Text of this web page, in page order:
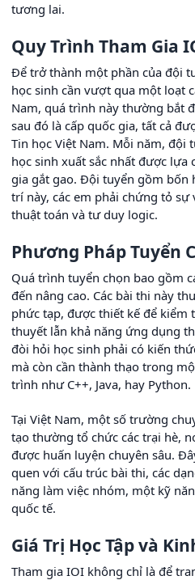
tương lai.
Quy Trình Tham Gia
Để trở thành một phần của đội
học sinh cần vượt qua một loạt
Nam, quá trình này thường bắt
sau đó là cấp quốc gia, tất cả
Tin học Việt Nam. Mỗi năm, đội
học sinh xuất sắc nhất được lựa
gia gắt gao. Đội tuyển gồm bốn
trí này, các em phải chứng tỏ
thuật toán và tư duy logic.
Phương Pháp Tuyển
Quá trình tuyển chọn bao gồm
đến nâng cao. Các bài thi này
phức tạp, được thiết kế để kiểm
thuyết lẫn khả năng ứng dụng
đòi hỏi học sinh phải có kiến
mà còn cần thành thạo trong
trình như C++, Java, hay Python.
Tại Việt Nam, một số trường
tạo thường tổ chức các trại hè,
được huấn luyện chuyên sâu.
quen với cấu trúc bài thi, các
năng làm việc nhóm, một kỹ
quốc tế.
Giá Trị Học Tập và
Tham gia IOI không chỉ là để